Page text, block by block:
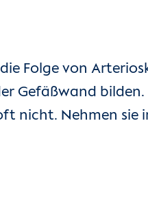
Folge von
Gefäßwand
nicht. Nehmen sie